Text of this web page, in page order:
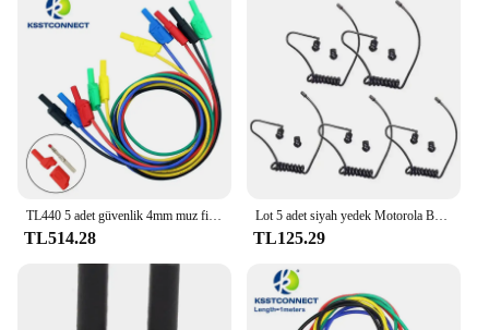
TL514.28
Lot 5 adet siyah yedek Motorola Baofeng için fbl akustik bobin hava tüp Kenwood radyo Walkie Talkie PTT Mic kulaklıklar kulaklık
TL125.29